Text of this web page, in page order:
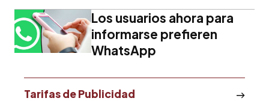
Los usuarios ahora para
informarse prefieren
WhatsApp
Tarifas de Publicidad